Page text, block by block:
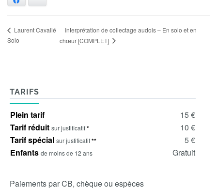
Laurent Cavalié
Solo
Interprétation de collectage audois – En solo et en
chœur [COMPLET]
TARIFS
Plein tarif
15 €
Tarif réduit sur justificatif*
10 €
Tarif spécial sur justificatif**
5 €
Enfants de moins de 12 ans Gratuit
Paiements par CB, chèque ou espèces